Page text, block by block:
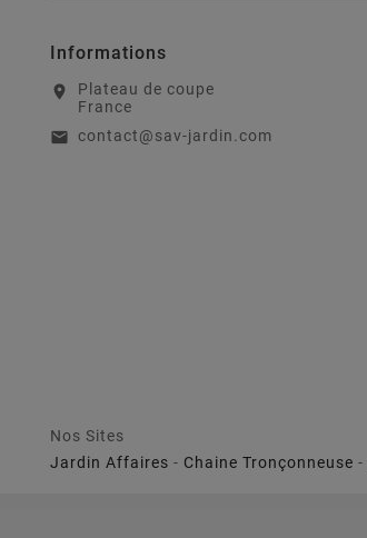
Informations
location_on
Plateau de coupe
France
email contact@sav-jardin.com
Nos Sites
Jardin Affaires - Chaine Tronçonneuse -